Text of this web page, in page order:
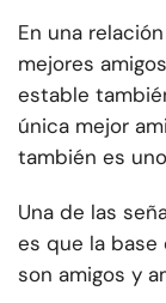
En una
mejores
estable
única mejor
también es
Una de las
es que la base
son amigos y